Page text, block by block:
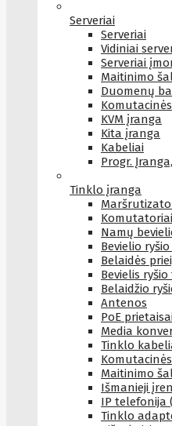
Serveriai
Serveriai
Vidiniai
Serveriai
Maitinimo
Duomenų
KVM įranga
Kita įranga
Kabeliai
Progr.
Tinklo įranga
Komutatoriai
Namų
Bevielio
Belaidės
Bevielis
Belaidžio
Antenos
PoE
Media
Tinklo
Maitinimo
Išmanieji
IP telefonija
Tinklo